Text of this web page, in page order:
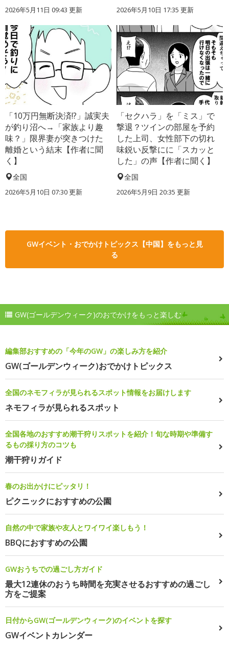
2026年5月11日 09:43 更新 2026年5月10日 17:35 更新
「10万円無断決済!?」誠実夫
が釣り沼へ→「家族より趣
味？」限界妻が突きつけた
離婚という結末【作者に聞
く】
全国
2026年5月10日 07:30 更新
「セクハラ」を「ミス」で
撃退？ツインの部屋を予約
した上司、女性部下の切れ
味鋭い反撃にに「スカッと
した」の声【作者に聞く】
全国
2026年5月9日 20:35 更新
GWイベント・おでかけトピックス【中国】をもっと見
る
GW(ゴールデンウィーク)のおでかけをもっと楽しむ
編集部おすすめの「今年のGW」の楽しみ方を紹介
GW(ゴールデンウィーク)おでかけトピックス
全国のネモフィラが見られるスポット情報をお届けします
ネモフィラが見られるスポット
全国各地のおすすめ潮干狩りスポットを紹介！旬な時期や準備す
るもの採り方のコツも
潮干狩りガイド
春のお出かけにピッタリ！
ピクニックにおすすめの公園
自然の中で家族や友人とワイワイ楽しもう！
BBQにおすすめの公園
GWおうちでの過ごし方ガイド
最大12連休のおうち時間を充実させるおすすめの過ごし
方をご提案
日付からGW(ゴールデンウィーク)のイベントを探す
GWイベントカレンダー